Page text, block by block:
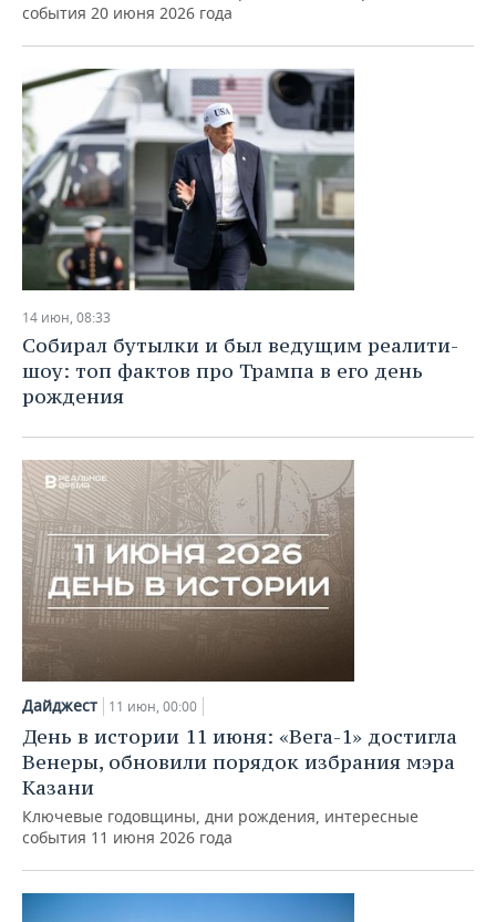
события 20 июня 2026 года
14 июн, 08:33
Собирал бутылки и был ведущим реалити-
шоу: топ фактов про Трампа в его день
рождения
Дайджест 11 июн, 00:00
День в истории 11 июня: «Вега-1» достигла
Венеры, обновили порядок избрания мэра
Казани
Ключевые годовщины, дни рождения, интересные
события 11 июня 2026 года